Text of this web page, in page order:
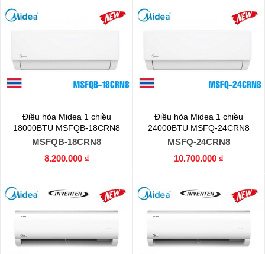
Điều hòa Midea 1 chiều
18000BTU MSFQB-18CRN8
MSFQB-18CRN8
8.200.000 ₫
Điều hòa Midea 1 chiều
24000BTU MSFQ-24CRN8
MSFQ-24CRN8
10.700.000 ₫